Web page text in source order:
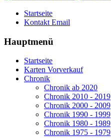
Startseite
Kontakt Email
Hauptmenü
Startseite
Karten Vorverkauf
Chronik
Chronik ab 2020
Chronik 2010 - 2019
Chronik 2000 - 2009
Chronik 1990 - 1999
Chronik 1980 - 1989
Chronik 1975 - 1979